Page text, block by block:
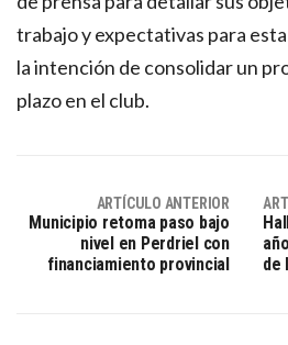
trabajo y expectativas para
la intención de consolidar un
plazo en el club.
ARTÍCULO ANTERIOR
Municipio retoma paso bajo
nivel en Perdriel con
financiamiento provincial
de